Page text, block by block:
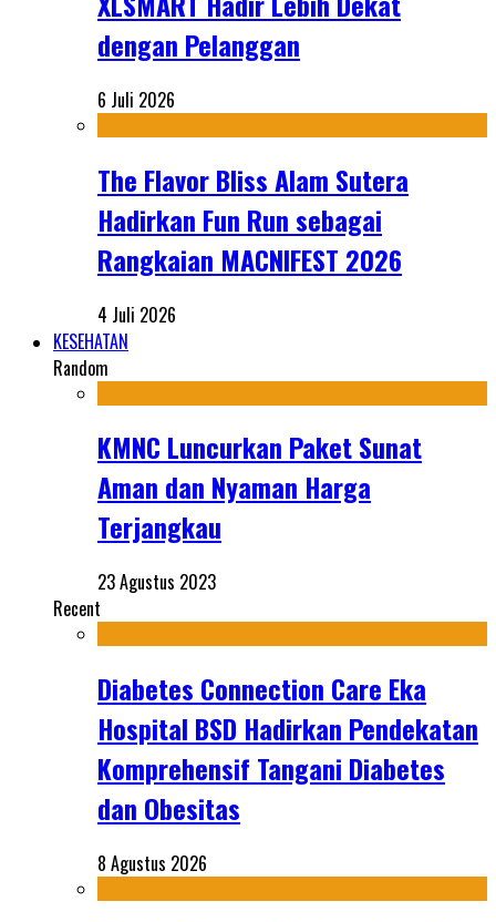
dengan Pelanggan
6 Juli 2026
The Flavor Bliss Alam Sutera
Hadirkan Fun Run sebagai
Rangkaian MACNIFEST 2026
4 Juli 2026
KESEHATAN
Random
KMNC Luncurkan Paket Sunat
Aman dan Nyaman Harga
Terjangkau
23 Agustus 2023
Recent
Diabetes Connection Care Eka
Hospital BSD Hadirkan Pendekatan
Komprehensif Tangani Diabetes
dan Obesitas
8 Agustus 2026